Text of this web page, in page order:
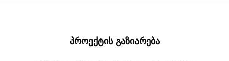
ᲞᲠᲝᲔᲥᲢᲘᲡ ᲒᲐᲖᲘᲐᲠᲔᲑᲐ